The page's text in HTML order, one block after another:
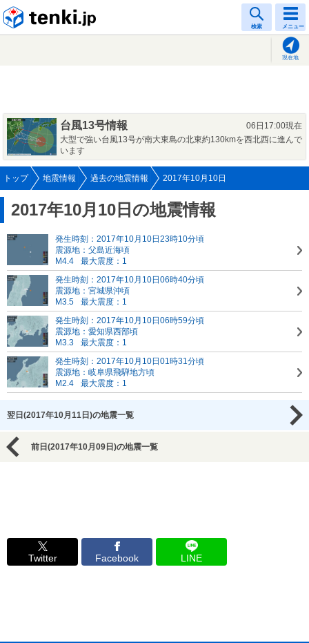
検索 メニュー
現在地
台風13号情報
06日17:00現在
大型で強い台風13号が南大東島の北東約130kmを西北西に進んで
います
トップ 地震情報 過去の地震情報 2017年10月10日
2017年10月10日の地震情報
発生時刻：2017年10月10日23時10分頃
震源地：父島近海頃
M4.4
最大震度：1
発生時刻：2017年10月10日06時40分頃
震源地：宮城県沖頃
M3.5
最大震度：1
発生時刻：2017年10月10日06時59分頃
震源地：愛知県西部頃
M3.3
最大震度：1
発生時刻：2017年10月10日01時31分頃
震源地：岐阜県飛騨地方頃
M2.4
最大震度：1
翌日(2017年10月11日)の地震一覧
前日(2017年10月09日)の地震一覧
Twitter Facebook LINE